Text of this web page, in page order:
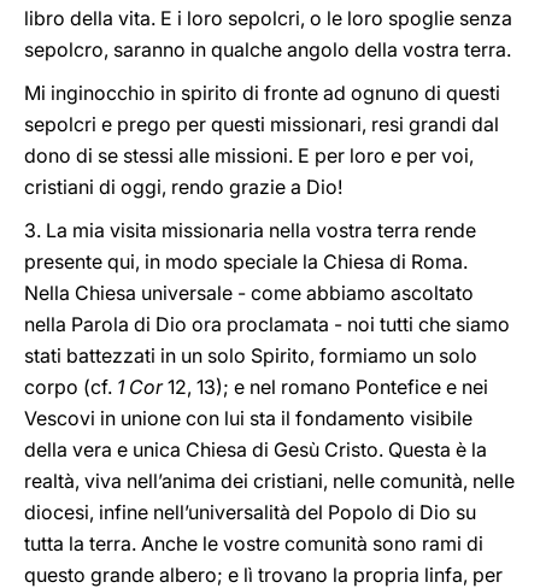
libro della vita. E i loro sepolcri, o le loro spoglie senza
sepolcro, saranno in qualche angolo della vostra terra.
Mi inginocchio in spirito di fronte ad ognuno di questi
sepolcri e prego per questi missionari, resi grandi dal
dono di se stessi alle missioni. E per loro e per voi,
cristiani di oggi, rendo grazie a Dio!
3. La mia visita missionaria nella vostra terra rende
presente qui, in modo speciale la Chiesa di Roma.
Nella Chiesa universale - come abbiamo ascoltato
nella Parola di Dio ora proclamata - noi tutti che siamo
stati battezzati in un solo Spirito, formiamo un solo
corpo (cf. 1 Cor12, 13); e nel romano Pontefice e nei
Vescovi in unione con lui sta il fondamento visibile
della vera e unica Chiesa di Gesù Cristo. Questa è la
realtà, viva nell’anima dei cristiani, nelle comunità, nelle
diocesi, infine nell’universalità del Popolo di Dio su
tutta la terra. Anche le vostre comunità sono rami di
questo grande albero; e lì trovano la propria linfa, per